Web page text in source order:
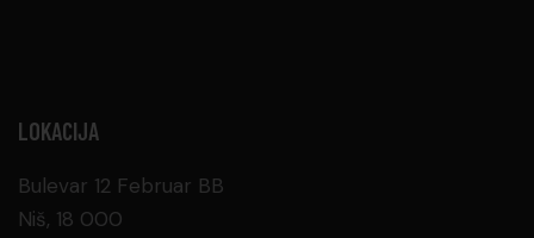
LOKACIJA
Bulevar 12 Februar BB
Niš, 18 000